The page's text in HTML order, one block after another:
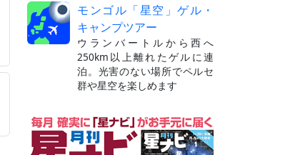
モンゴル「星空」ゲル・
キャンプツアー
ウランバートルから西へ
250km以上離れたゲルに連
泊。光害のない場所でペルセ
群や星空を楽しめます